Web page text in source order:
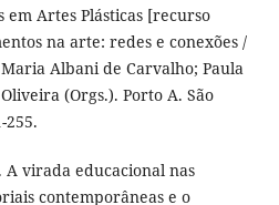
em Artes Plásticas [recurso
na arte: redes e conexões /
Albani de Carvalho; Paula
(Orgs.). Porto A. São
255.
A virada educacional nas
contemporâneas e o